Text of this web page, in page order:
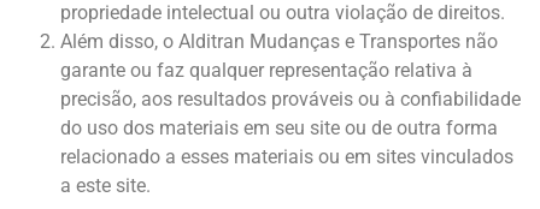
propriedade intelectual ou outra violação de direitos.
Além disso, o Alditran Mudanças e Transportes não
garante ou faz qualquer representação relativa à
precisão, aos resultados prováveis ​​ou à confiabilidade
do uso dos materiais em seu site ou de outra forma
relacionado a esses materiais ou em sites vinculados
a este site.